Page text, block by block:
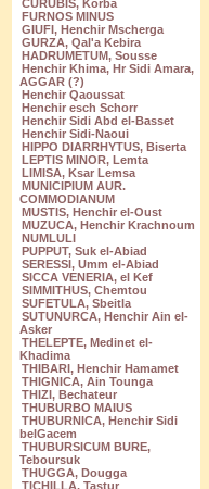
CURUBIS, Korba
FURNOS MINUS
GIUFI, Henchir Mscherga
GURZA, Qal'a Kebira
HADRUMETUM, Sousse
Henchir Khima, Hr Sidi Amara,
AGGAR (?)
Henchir Qaoussat
Henchir esch Schorr
Henchir Sidi Abd el-Basset
Henchir Sidi-Naoui
HIPPO DIARRHYTUS, Biserta
LEPTIS MINOR, Lemta
LIMISA, Ksar Lemsa
MUNICIPIUM AUR.
COMMODIANUM
MUSTIS, Henchir el-Oust
MUZUCA, Henchir Krachnoum
NUMLULI
PUPPUT, Suk el-Abiad
SERESSI, Umm el-Abiad
SICCA VENERIA, el Kef
SIMMITHUS, Chemtou
SUFETULA, Sbeitla
SUTUNURCA, Henchir Ain el-
Asker
THELEPTE, Medinet el-
Khadima
THIBARI, Henchir Hamamet
THIGNICA, Ain Tounga
THIZI, Bechateur
THUBURBO MAIUS
THUBURNICA, Henchir Sidi
belGacem
THUBURSICUM BURE,
Teboursuk
THUGGA, Dougga
TICHILLA, Tastur